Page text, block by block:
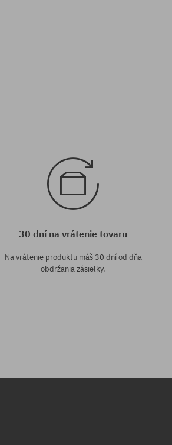
30 dní na vrátenie tovaru
Na vrátenie produktu máš 30 dní od dňa
obdržania zásielky.